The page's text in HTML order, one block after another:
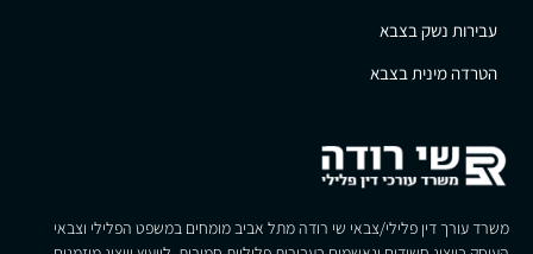
עבירות נשק בצבא
הטרדה מינית בצבא
משרד עורך דין פלילי/צבאי שי רודה מתל אביב מומחים במשפט הפלילי וצבאי